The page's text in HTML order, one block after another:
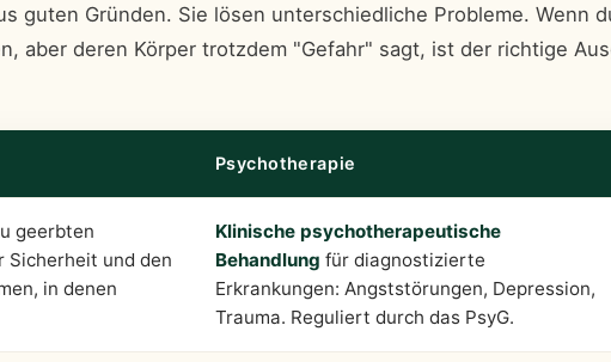
guten Gründen. Sie lösen unterschiedliche Probleme. Wenn
aber deren Körper trotzdem "Gefahr" sagt, ist der richtige
Psychotherapie
geerbten
Sicherheit und den
in denen
Klinische psychotherapeutische
Behandlung für diagnostizierte
Erkrankungen: Angststörungen, Depression,
Trauma. Reguliert durch das PsyG.